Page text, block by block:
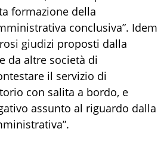
formazione della
conclusiva”. Idem
giudizi proposti dalla
da altre società di
il servizio di
con salita a bordo, e
assunto al riguardo dalla